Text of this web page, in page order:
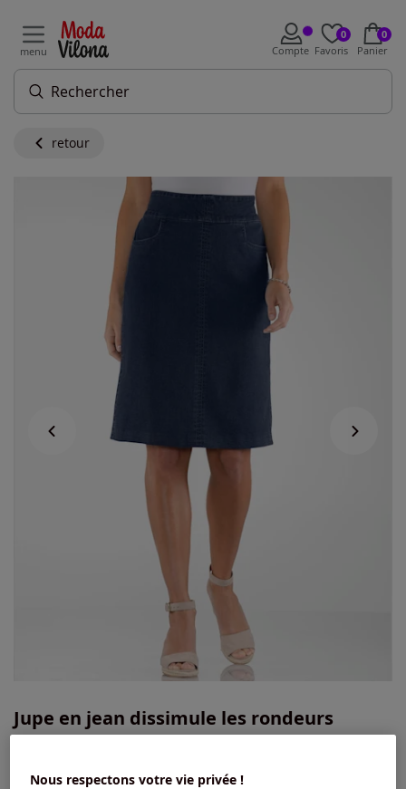
menu Compte
0
Favoris
0
Panier
retour
Jupe en jean dissimule les rondeurs
Nous respectons votre vie privée !